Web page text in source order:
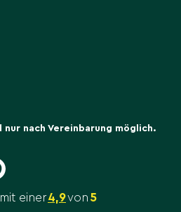
nur nach Vereinbarung möglich.
einer4,9von 5